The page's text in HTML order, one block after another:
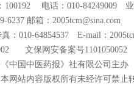
电话：010-84249009 业
6237 邮箱：2005tcm@sina.com
：010-64854537 E-mail：
文保网安备案号
中国中医药报》社有限公司主办
本网站内容版权所有未经许可禁止